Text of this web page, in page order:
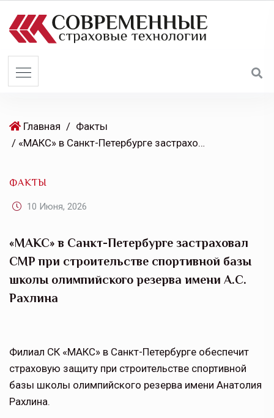
Главная / Факты
/ «МАКС» в Санкт-Петербурге застраховал СМР при строительстве спортивной базы школы олимпийского резерва имени А.С. Рахлина
ФАКТЫ
10 Июня, 2026
«МАКС» в Санкт-Петербурге застраховал
СМР при строительстве спортивной базы
школы олимпийского резерва имени А.С.
Рахлина
Филиал СК «МАКС» в Санкт-Петербурге обеспечит
страховую защиту при строительстве спортивной
базы школы олимпийского резерва имени Анатолия
Рахлина.